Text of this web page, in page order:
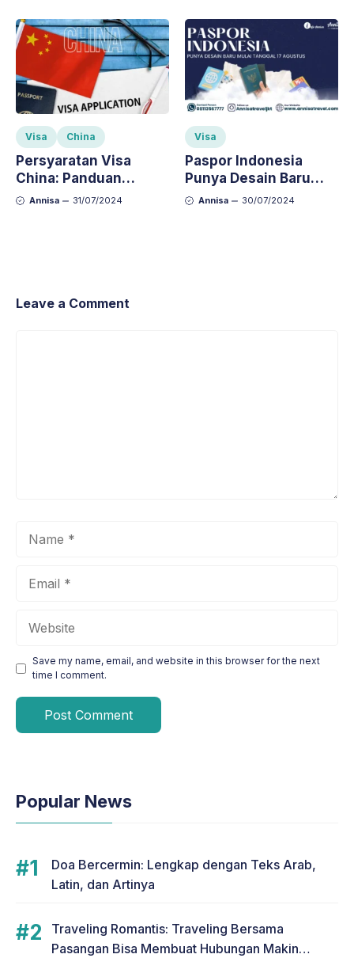
Visa China
Persyaratan Visa
China: Panduan
Lengkap untuk
Annisa 31/07/2024
Visa
Paspor Indonesia
Punya Desain Baru
Mulai 17 Agustus
Annisa 30/07/2024
Leave a Comment
Save my name, email, and website in this browser for the next
time I comment.
Popular News
Doa Bercermin: Lengkap dengan Teks Arab,
Latin, dan Artinya
Traveling Romantis: Traveling Bersama
Pasangan Bisa Membuat Hubungan Makin